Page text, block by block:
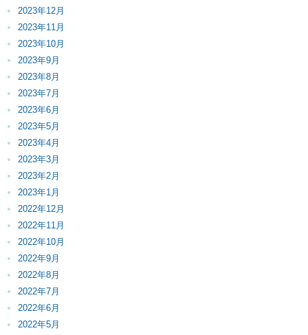
2023年12月
2023年11月
2023年10月
2023年9月
2023年8月
2023年7月
2023年6月
2023年5月
2023年4月
2023年3月
2023年2月
2023年1月
2022年12月
2022年11月
2022年10月
2022年9月
2022年8月
2022年7月
2022年6月
2022年5月